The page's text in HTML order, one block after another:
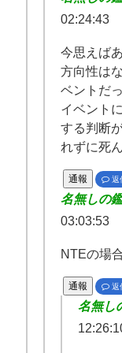
02:24:43
今思えば
方向性は
ベントだ
イベント
する判断
れずに死
通報 返
名無しの
03:03:53
NTEの場
通報 返
名無し